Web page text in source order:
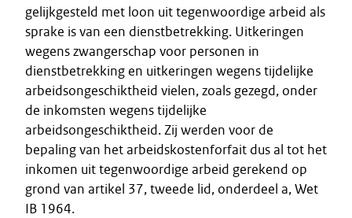
gelijkgesteld met loon uit tegenwoordige arbeid als
sprake is van een dienstbetrekking. Uitkeringen
wegens zwangerschap voor personen in
dienstbetrekking en uitkeringen wegens tijdelijke
arbeidsongeschiktheid vielen, zoals gezegd, onder
de inkomsten wegens tijdelijke
arbeidsongeschiktheid. Zij werden voor de
bepaling van het arbeidskostenforfait dus al tot het
inkomen uit tegenwoordige arbeid gerekend op
grond van artikel 37, tweede lid, onderdeel a, Wet
IB 1964.